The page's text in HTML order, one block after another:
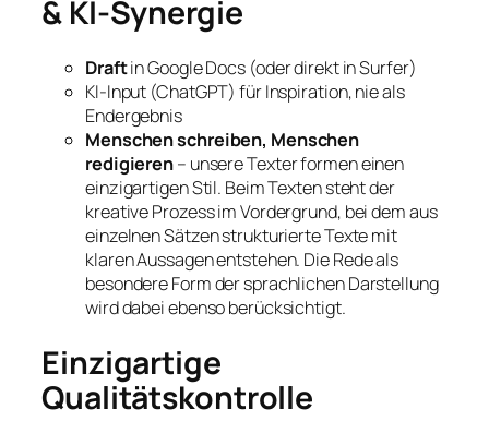
& KI-Synergie
Draftin Google Docs (oder direkt in Surfer)
KI-Input (ChatGPT) für Inspiration, nie als
Endergebnis
Menschen schreiben, Menschen
redigieren– unsere Texter formen einen
einzigartigen Stil. Beim Texten steht der
kreative Prozess im Vordergrund, bei dem aus
einzelnen Sätzen strukturierte Texte mit
klaren Aussagen entstehen. Die Rede als
besondere Form der sprachlichen Darstellung
wird dabei ebenso berücksichtigt.
Einzigartige
Qualitätskontrolle